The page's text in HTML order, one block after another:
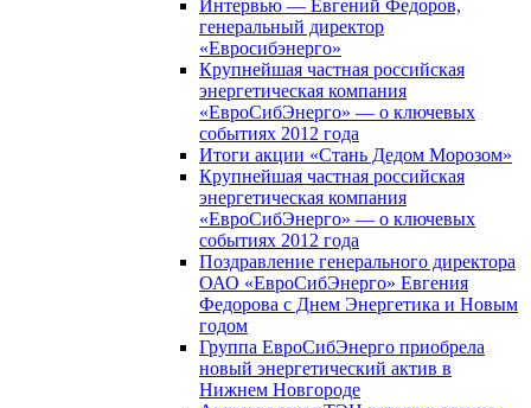
Интервью — Евгений Федоров,
генеральный директор
«Евросибэнерго»
Крупнейшая частная российская
энергетическая компания
«ЕвроСибЭнерго» — о ключевых
событиях 2012 года
Итоги акции «Стань Дедом Морозом»
Крупнейшая частная российская
энергетическая компания
«ЕвроСибЭнерго» — о ключевых
событиях 2012 года
Поздравление генерального директора
ОАО «ЕвроСибЭнерго» Евгения
Федорова с Днем Энергетика и Новым
годом
Группа ЕвроСибЭнерго приобрела
новый энергетический актив в
Нижнем Новгороде